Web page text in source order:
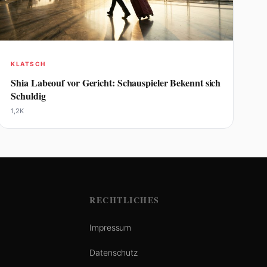
KLATSCH
Shia Labeouf vor Gericht: Schauspieler Bekennt sich
Schuldig
1,2K
RECHTLICHES
Impressum
Datenschutz